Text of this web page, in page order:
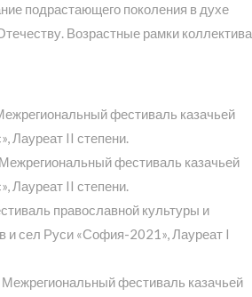
подрастающего поколения в духе
Возрастные рамки коллектива
фестиваль казачьей
Лауреат II степени.
фестиваль казачьей
Лауреат II степени.
православной культуры и
и сел Руси «София-2021», Лауреат I
Межрегиональный фестиваль казачьей